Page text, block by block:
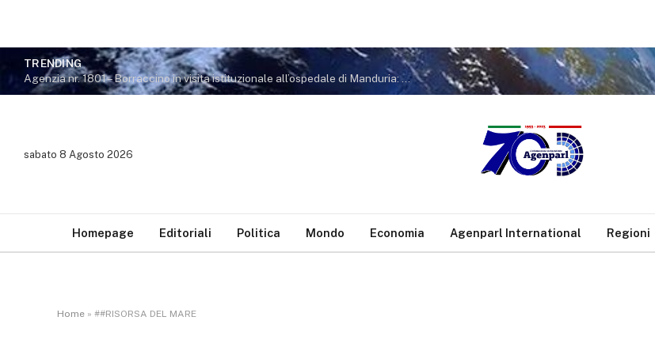
TRENDING
Agenzia nr. 1801 – Borraccino in visita istituzionale all’ospedale di Manduria: “Con il presidente Decaro lavoriamo per continuare a garantire i servizi erogati
sabato 8 Agosto 2026
Homepage Editoriali Politica Mondo Economia Agenparl International Regioni
Home » ##RISORSA DEL MARE